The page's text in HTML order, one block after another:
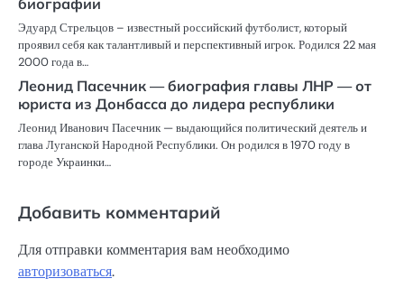
Эдуард Стрельцов – известный российский футболист, который
проявил себя как талантливый и перспективный игрок. Родился 22 мая
2000 года в…
Леонид Пасечник — биография главы ЛНР — от
юриста из Донбасса до лидера республики
Леонид Иванович Пасечник — выдающийся политический деятель и
глава Луганской Народной Республики. Он родился в 1970 году в
городе Украинки…
Добавить комментарий
Для отправки комментария вам необходимо
авторизоваться.